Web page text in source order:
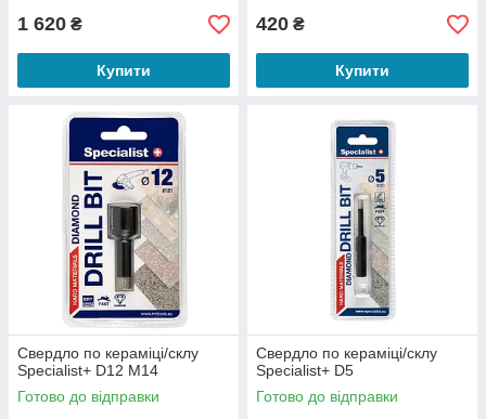
1 620 ₴
Купити
420 ₴
Купити
Свердло по кераміці/склу
Specialist+ D12 M14
Готово до відправки
Свердло по кераміці/склу
Specialist+ D5
Готово до відправки